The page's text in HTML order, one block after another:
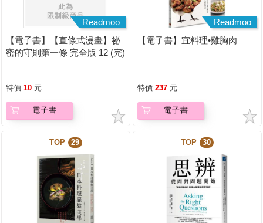
Readmoo
【電子書】【直條式漫畫】祕
密的守則第一條 完全版 12 (完)
特價 10 元
電子書
Readmoo
【電子書】宜料理•雞胸肉
特價 237 元
電子書
TOP 29 TOP 30